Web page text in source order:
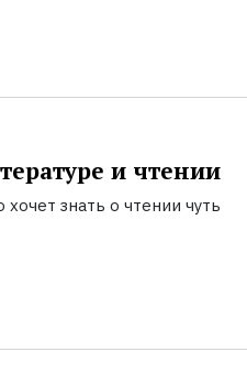
и чтении
хочет знать о чтении чуть